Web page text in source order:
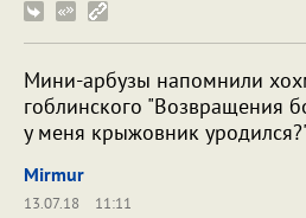
Мини-арбузы напомнили
гоблинского "Возвращения
у меня крыжовник
Mirmur
13.07.18
11:11